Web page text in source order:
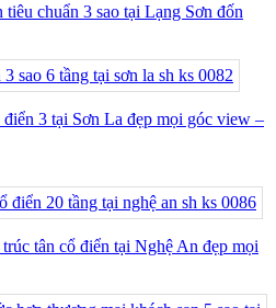
chuẩn 3 sao tại Lạng Sơn đốn
3 tại Sơn La đẹp mọi góc view –
tân cổ điển tại Nghệ An đẹp mọi